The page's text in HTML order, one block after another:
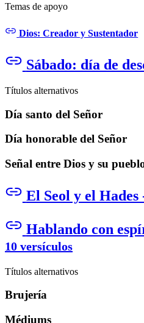
Temas de apoyo
Dios: Creador y Sustentador
Sábado: día de
Títulos alternativos
Día santo del Señor
Día honorable del Señor
Señal entre Dios y su
El Seol y el Hades
Hablando con
10 versículos
Títulos alternativos
Brujería
Médiums